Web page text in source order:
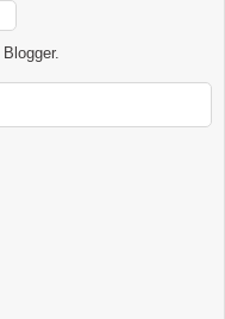
Blogger.